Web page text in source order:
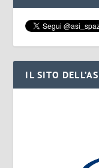
IL SITO